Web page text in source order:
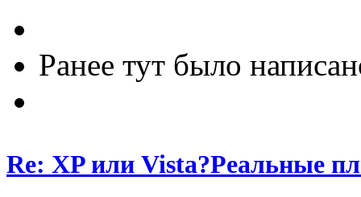
Ранее тут было
Re: XP или Vista?Реальные